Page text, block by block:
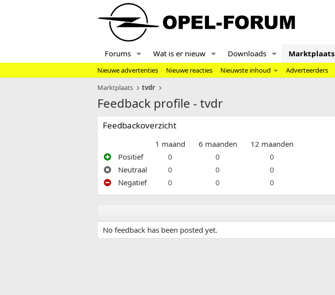
Forums Wat is er nieuw Downloads Marktplaats
Nieuwe advertenties Nieuwe reacties Nieuwste inhoud Adverteerders
Marktplaats
tvdr
Feedback profile - tvdr
Feedbackoverzicht
1 maand 6 maanden
12 maanden
Positief
0 0
0
Neutraal
0 0
0
Negatief
0 0 0
No feedback has been posted yet.